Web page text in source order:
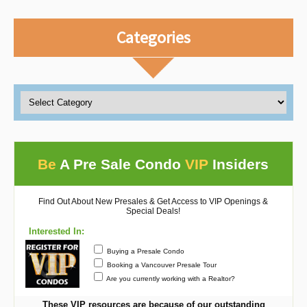
Categories
Be A Pre Sale CondoVIP Insiders
Find Out About New Presales & Get Access to VIP Openings &
Special Deals!
Interested In:
Buying a Presale Condo
Booking a Vancouver Presale Tour
Are you currently working with a Realtor?
These VIP resources are because of our outstanding